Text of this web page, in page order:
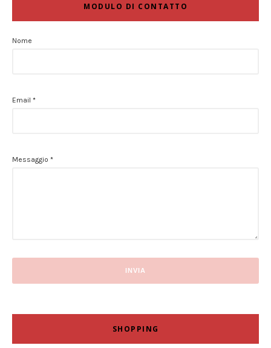
MODULO DI CONTATTO
Nome
Email *
Messaggio *
SHOPPING